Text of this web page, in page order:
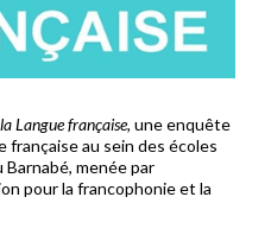
Langue française, une enquête
française au sein des écoles
Barnabé, menée par
pour la francophonie et la